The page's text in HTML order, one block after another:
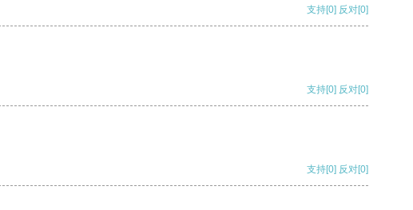
支持[0] 反对[0]
支持[0] 反对[0]
支持[0] 反对[0]